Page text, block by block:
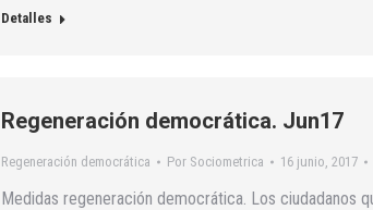
Detalles
Regeneración democrática. Jun17
Regeneración democrática Por Sociometrica 16 junio, 2017
Medidas regeneración democrática. Los ciudadanos